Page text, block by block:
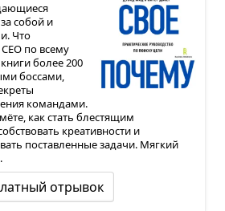
собой и
Что
по всему
более 200
боссами,
командами.
как стать блестящим
креативности и
поставленные задачи. Мягкий
отрывок